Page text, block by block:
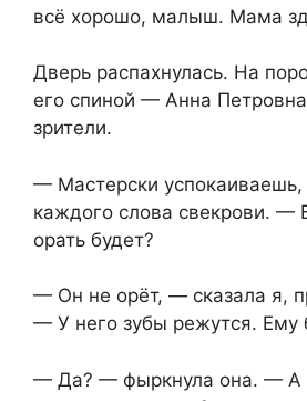
всё хорошо, малыш. Мама
Дверь распахнулась. На
его спиной — Анна
зрители.
— Мастерски
каждого слова свекрови. —
орать будет?
— Он не орёт, — сказала я,
— У него зубы режутся. Ему
— Да? — фыркнула она. — А